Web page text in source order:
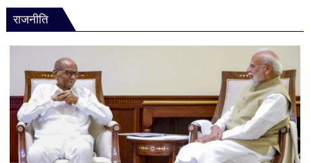
से
लेकर
चुनावी
रणनीति
तक
राजनीति